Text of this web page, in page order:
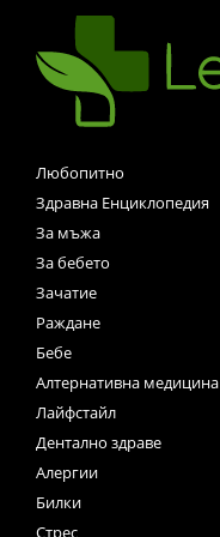
Любопитно
Здравна Енциклопедия
За мъжа
За бебето
Зачатие
Раждане
Бебе
Алтернативна медицина
Лайфстайл
Дентално здраве
Алергии
Билки
Стрес